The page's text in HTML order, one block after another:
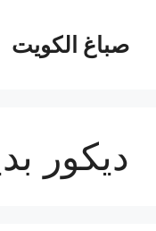
المحتوىصباغ الكويت
ديكور